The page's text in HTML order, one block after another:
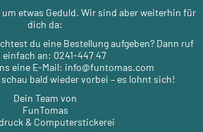
etwas Geduld. Wir sind aber weiterhin für
dich da:
du eine Bestellung aufgeben? Dann ruf
einfach an: 0241-447 47
eine E-Mail: info@funtomas.com
bald wieder vorbei – es lohnt sich!
Dein Team von
FunTomas
& Computerstickerei